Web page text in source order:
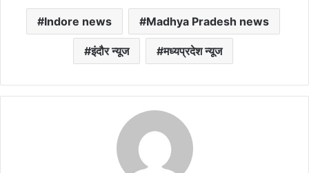
Indore news Madhya Pradesh news
इंदौर न्यूज मध्यप्रदेश न्यूज